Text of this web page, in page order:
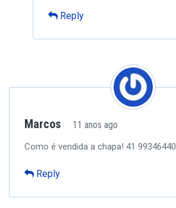
Reply
Marcos 11 anos ago
Como é vendida a chapa! 41 99346440
Reply